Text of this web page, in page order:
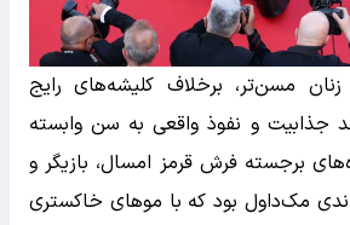
زنان مسن‌تر، برخلاف کلیشه‌های رایج
جذابیت و نفوذ واقعی به سن وابسته
برجسته فرش قرمز امسال، بازیگر و
اندی مک‌داول بود که با موهای خاکستری